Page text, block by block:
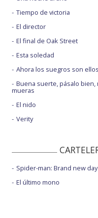
Tiempo de victoria
El director
El final de Oak Street
Esta soledad
Ahora los suegros son ellos
Buena suerte, pásalo bien,
mueras
El nido
Verity
Spider-man: Brand new day
El último mono